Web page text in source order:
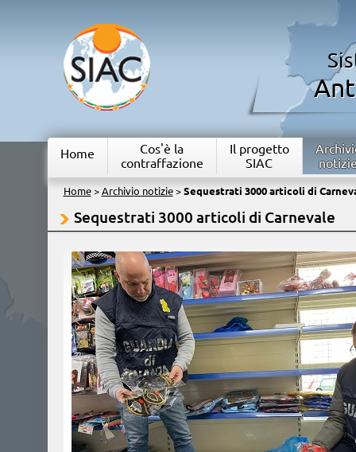
Home
Cos'è la
contraffazione
Il progetto
SIAC
Home> Archivio notizie> Sequestrati 3000 articoli di
Sequestrati 3000 articoli di Carnevale